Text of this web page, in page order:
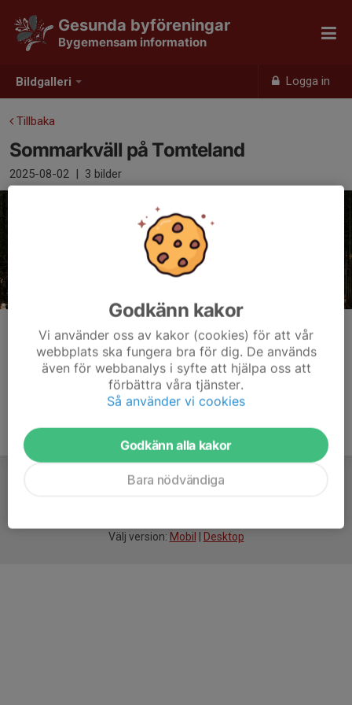
Bildgalleri Logga in
Gesunda byföreningar
Bygemensam information
Tillbaka
Sommarkväll på Tomteland
2025-08-02 | 3 bilder
Välj version: Mobil Desktop
Godkänn kakor
Vi använder oss av kakor (cookies) för att vår
webbplats ska fungera bra för dig. De används
även för webbanalys i syfte att hjälpa oss att
förbättra våra tjänster.
Så använder vi cookies
Godkänn alla kakor
Bara nödvändiga